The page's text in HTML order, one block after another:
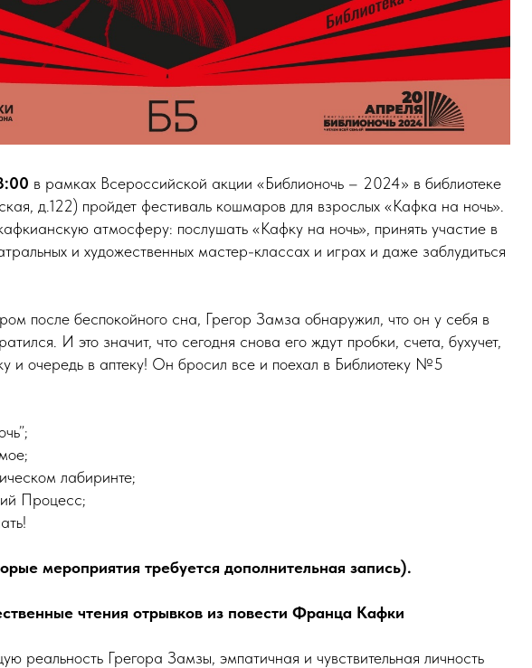
в рамках Всероссийской акции «Библионочь – 2024» в библиотеке
д.122) пройдет фестиваль кошмаров для взрослых «Кафка на ночь».
атмосферу: послушать «Кафку на ночь», принять участие в
и художественных мастер-классах и играх и даже заблудиться
после беспокойного сна, Грегор Замза обнаружил, что он у себя в
И это значит, что сегодня снова его ждут пробки, счета, бухучет,
и очередь в аптеку! Он бросил все и поехал в Библиотеку №5
лабиринте;
Процесс;
мероприятия требуется дополнительная запись).
чтения отрывков из повести Франца Кафки
реальность Грегора Замзы, эмпатичная и чувствительная личность